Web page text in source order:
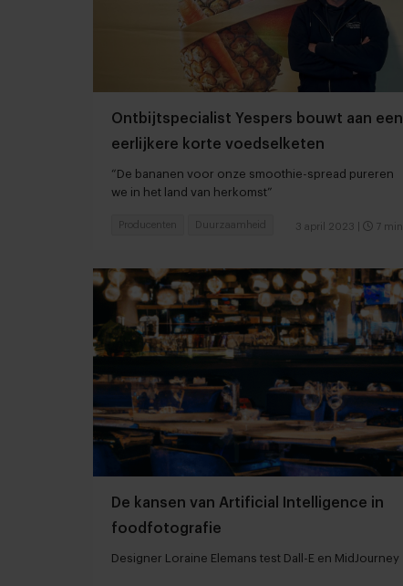
Ontbijtspecialist Yespers bouwt aan een
eerlijkere korte voedselketen
“De bananen voor onze smoothie-spread pureren
we in het land van herkomst”
3 april 2023 7 min
Producenten Duurzaamheid
De kansen van Artificial Intelligence in
foodfotografie
Designer Loraine Elemans test Dall-E en MidJourney